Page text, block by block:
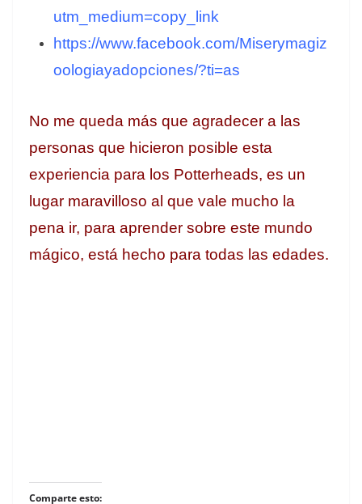
utm_medium=copy_link
https://www.facebook.com/Miserymagiz
oologiayadopciones/?ti=as
No me queda más que agradecer a las
personas que hicieron posible esta
experiencia para los Potterheads, es un
lugar maravilloso al que vale mucho la
pena ir, para aprender sobre este mundo
mágico, está hecho para todas las edades.
Comparte esto: